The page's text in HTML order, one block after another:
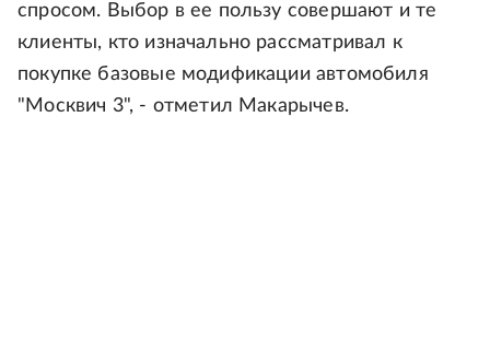
спросом. Выбор в ее пользу совершают и те
клиенты, кто изначально рассматривал к
покупке базовые модификации автомобиля
"Москвич 3", - отметил Макарычев.